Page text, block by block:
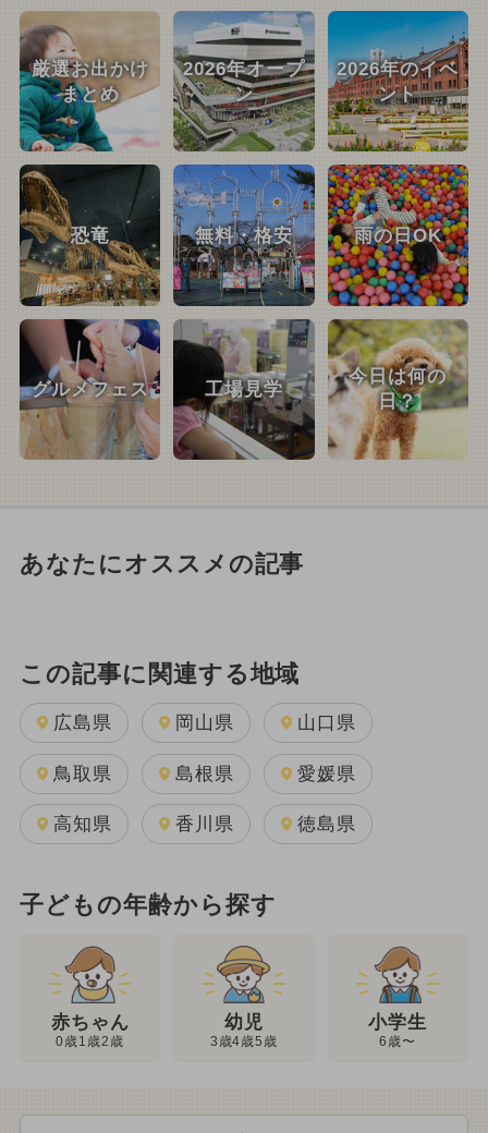
厳選お出かけ
まとめ
2026年オープ
ン
2026年のイベ
ント
恐竜 無料・格安 雨の日OK
グルメフェス 工場見学
今日は何の
日？
あなたにオススメの記事
この記事に関連する地域
広島県 岡山県 山口県
鳥取県 島根県 愛媛県
高知県 香川県 徳島県
子どもの年齢から探す
赤ちゃん
0歳1歳2歳
幼児
3歳4歳5歳
小学生
6歳〜